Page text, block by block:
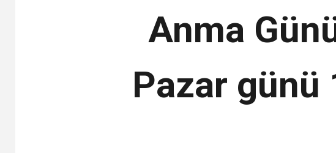
Anma
Pazar